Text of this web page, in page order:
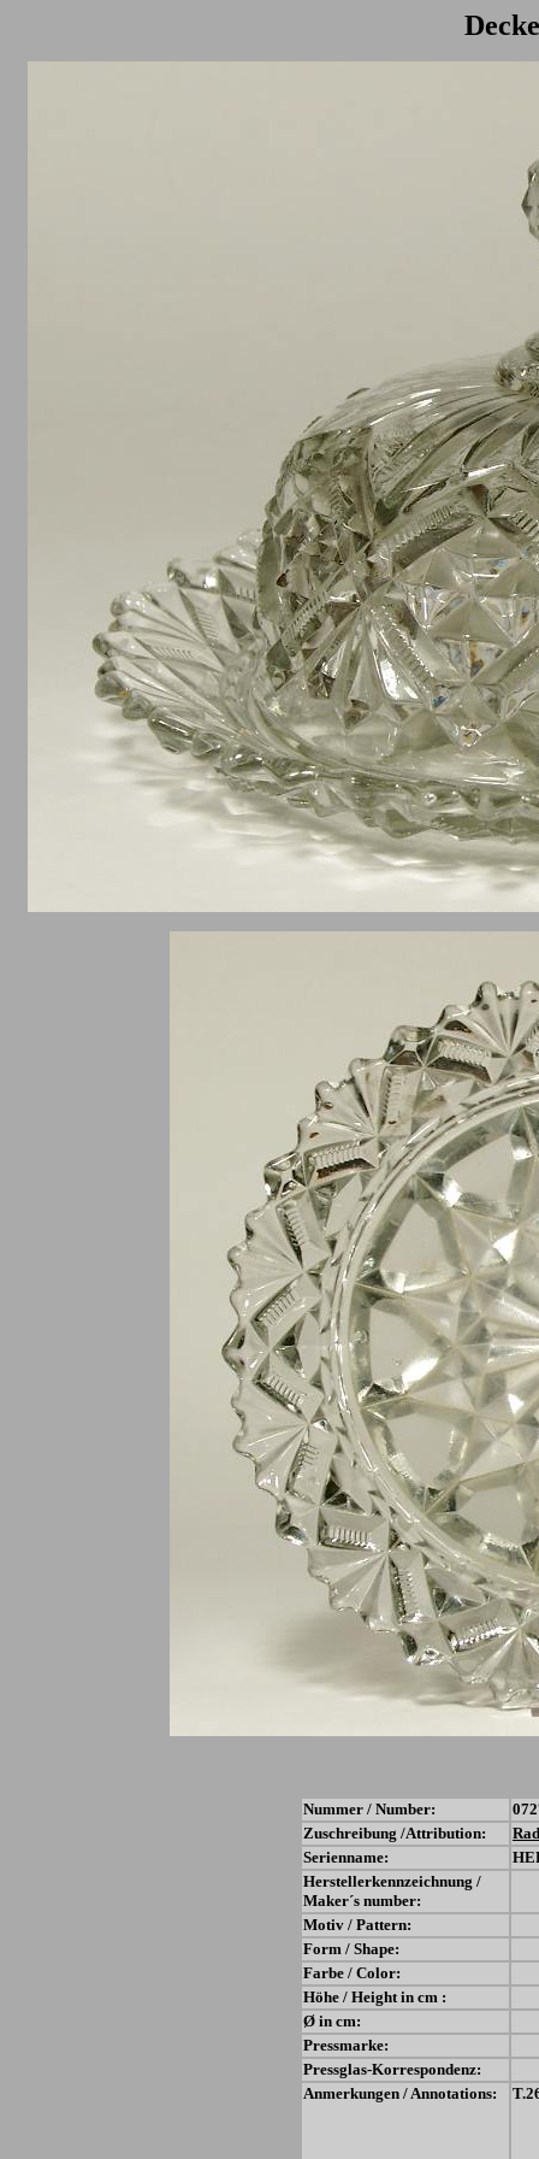
Nummer / Number:
Zuschreibung /Attribution:
Serienname:
Herstellerkennzeichnung /
Maker´s number:
Motiv / Pattern:
Form / Shape:
Farbe / Color:
Höhe / Height in cm :
Ø in cm:
Pressmarke:
Pressglas-Korrespondenz:
Anmerkungen / Annotations: